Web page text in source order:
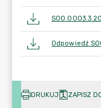
Odpowiedź
DRUKUJ ZAPISZ